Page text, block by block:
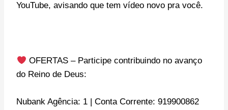
YouTube, avisando que tem vídeo novo pra você.
OFERTAS – Participe contribuindo no avanço
do Reino de Deus:
Nubank Agência: 1 | Conta Corrente: 919900862